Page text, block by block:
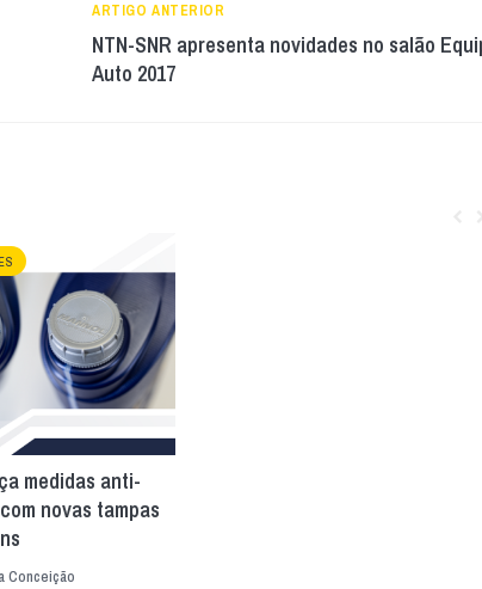
ARTIGO ANTERIOR
NTN-SNR apresenta novidades no salão
Auto 2017
medidas anti-
novas tampas
Conceição